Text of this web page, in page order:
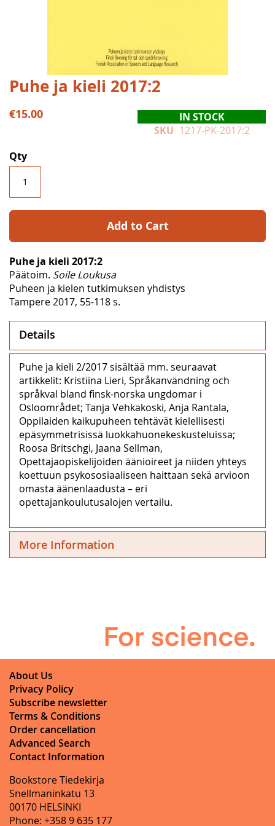
Skip
to
the
beginning
images
gallery
Puhe ja kieli 2017:2
€15.00
IN STOCK
SKU 1217-PK-2017:2
Qty
Add to Cart
Puhe ja kieli 2017:2
Päätoim. Soile Loukusa
Puheen ja kielen tutkimuksen yhdistys
Tampere 2017, 55-118 s.
Details
Puhe ja kieli 2/2017 sisältää mm. seuraavat
artikkelit: Kristiina Lieri, Språkanvändning och
språkval bland finsk-norska ungdomar i
Osloområdet; Tanja Vehkakoski, Anja Rantala,
Oppilaiden kaikupuheen tehtävät kielellisesti
epäsymmetrisissä luokkahuonekeskusteluissa;
Roosa Britschgi, Jaana Sellman,
Opettajaopiskelijoiden äänioireet ja niiden yhteys
koettuun psykososiaaliseen haittaan sekä arvioon
omasta äänenlaadusta – eri
opettajankoulutusalojen vertailu.
More Information
About Us
Privacy Policy
Subscribe newsletter
Terms & Conditions
Order cancellation
Advanced Search
Contact Information
Bookstore Tiedekirja
Snellmaninkatu 13
00170 HELSINKI
Phone: +358 9 635 177